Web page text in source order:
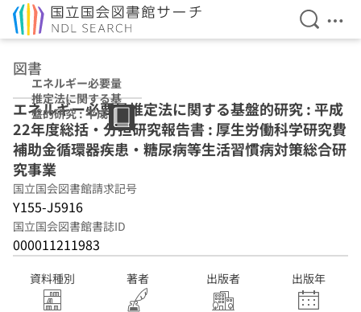
検索を
メ
図書
エネルギー必要量
推定法に関する基
盤的研究 : 平成22
年度総括・分担研
究報告書 : 厚生労
働科学研究費補助
金循環器疾患・糖
尿病等生活習慣病
対策総合研究事業
エネルギー必要量推定法に関する基盤的研究 : 平成
22年度総括・分担研究報告書 : 厚生労働科学研究費
補助金循環器疾患・糖尿病等生活習慣病対策総合研
究事業
国立国会図書館請求記号
Y155-J5916
国立国会図書館書誌ID
000011211983
資料種別 著者 出版者 出版年